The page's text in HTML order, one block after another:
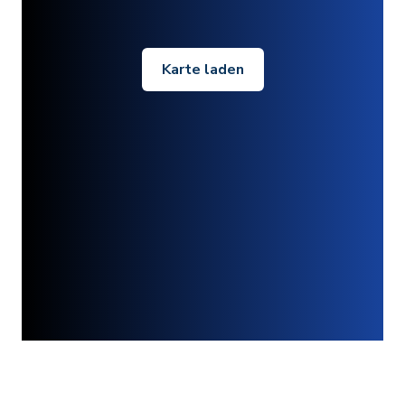
Karte laden